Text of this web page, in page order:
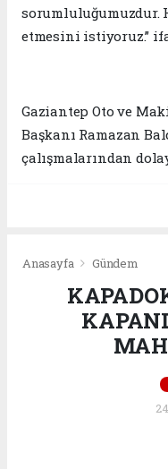
sorumluluğumuzdur.
etmesini istiyoruz.”
Gaziantep Oto ve
Başkanı Ramazan
çalışmalarından
Anasayfa Gündem